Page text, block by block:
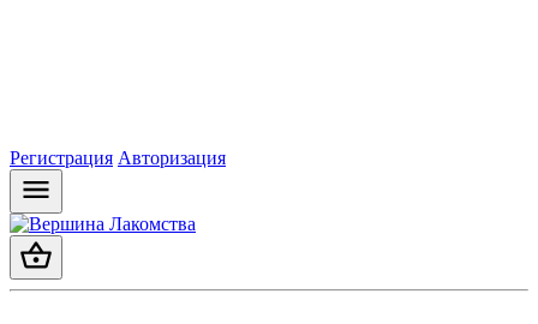
Регистрация Авторизация